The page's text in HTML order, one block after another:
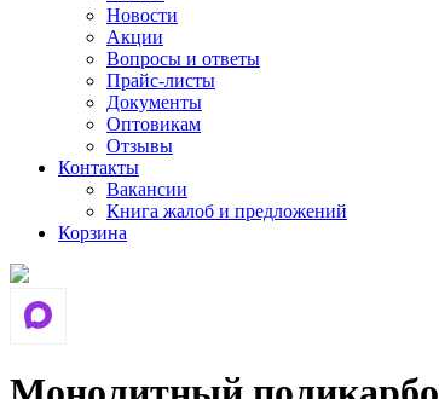
Новости
Акции
Вопросы и ответы
Прайс-листы
Документы
Оптовикам
Отзывы
Контакты
Вакансии
Книга жалоб и предложений
Корзина